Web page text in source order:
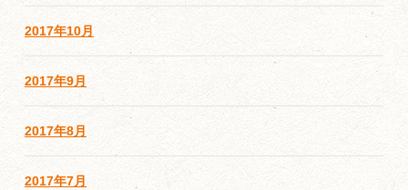
2017年10月
2017年9月
2017年8月
2017年7月